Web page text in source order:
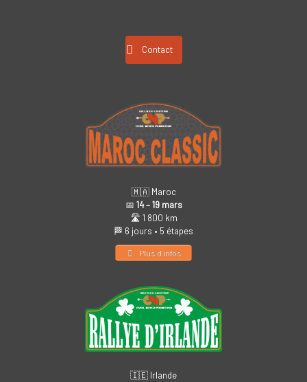
Contact
🇲🇦 Maroc
📅 14 – 19 mars
🛣️ 1 800 km
🏁 6 jours • 5 étapes
Plus d’infos
🇮🇪 Irlande